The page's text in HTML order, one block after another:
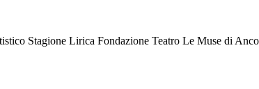
Stagione Lirica Fondazione Teatro Le Muse di